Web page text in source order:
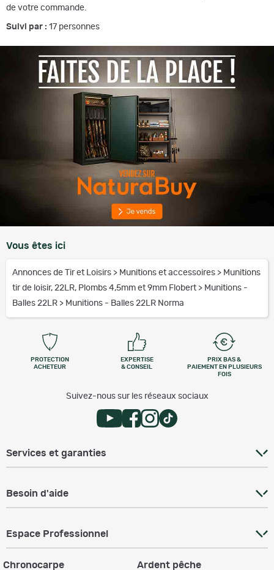
de votre commande.
Suivi par : 17 personnes
Vous êtes ici
Annonces de Tir et Loisirs > Munitions et accessoires > Munitions
tir de loisir, 22LR, Plombs 4,5mm et 9mm Flobert > Munitions -
Balles 22LR > Munitions - Balles 22LR Norma
PROTECTION
ACHETEUR
EXPERTISE
& CONSEIL
PRIX BAS &
PAIEMENT EN PLUSIEURS
FOIS
Suivez-nous sur les réseaux sociaux
Services et garanties
Besoin d'aide
Espace Professionnel
Chronocarpe Ardent pêche